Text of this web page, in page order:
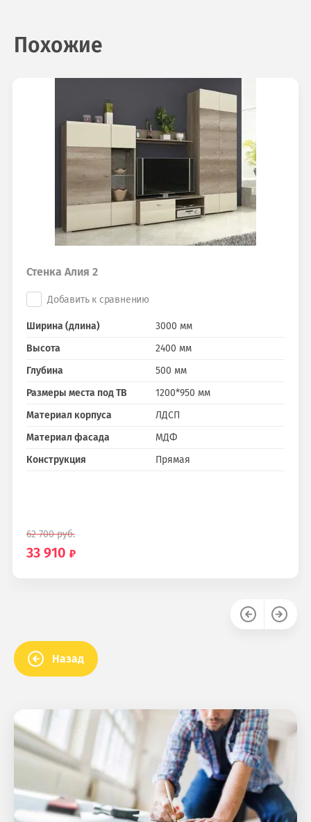
Похожие
Стенка Алия 2
Добавить к сравнению
Ширина (длина)
3000 мм
Высота
2400 мм
Глубина
500 мм
Размеры места под ТВ
1200*950 мм
Материал корпуса
ЛДСП
Материал фасада
МДФ
Конструкция
Прямая
62 700руб.
33 910
Назад